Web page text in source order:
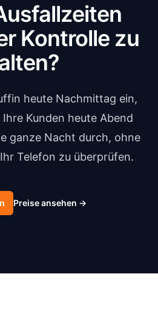
Kontrolle zu
heute Nachmittag ein,
Kunden heute Abend
ganze Nacht durch, ohne
Telefon zu überprüfen.
Preise ansehen →